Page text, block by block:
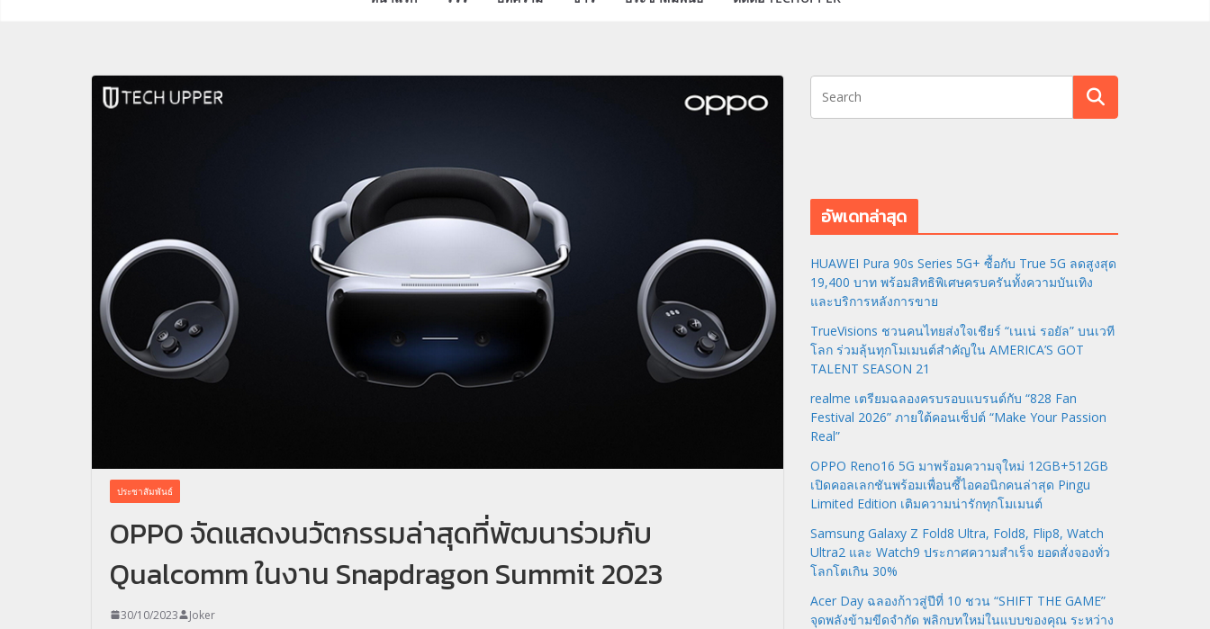
ประชาสัมพันธ์
OPPO จัดแสดงนวัตกรรมล่าสุดที่พัฒนาร่วมกับ
Qualcomm ในงาน Snapdragon Summit 2023
30/10/2023 Joker
อัพเดทล่าสุด
HUAWEI Pura 90s Series 5G+ ซื้อกับ True 5G ลดสูงสุด
19,400 บาท พร้อมสิทธิพิเศษครบครันทั้งความบันเทิง
และบริการหลังการขาย
TrueVisions ชวนคนไทยส่งใจเชียร์ “เนเน่ รอยัล” บนเวที
โลก ร่วมลุ้นทุกโมเมนต์สำคัญใน AMERICA’S GOT
TALENT SEASON 21
realme เตรียมฉลองครบรอบแบรนด์กับ “828 Fan
Festival 2026” ภายใต้คอนเซ็ปต์ “Make Your Passion
Real”
OPPO Reno16 5G มาพร้อมความจุใหม่ 12GB+512GB
เปิดคอลเลกชันพร้อมเพื่อนซี้ไอคอนิกคนล่าสุด Pingu
Limited Edition เติมความน่ารักทุกโมเมนต์
Samsung Galaxy Z Fold8 Ultra, Fold8, Flip8, Watch
Ultra2 และ Watch9 ประกาศความสำเร็จ ยอดสั่งจองทั่ว
โลกโตเกิน 30%
Acer Day ฉลองก้าวสู่ปีที่ 10 ชวน “SHIFT THE GAME”
จุดพลังข้ามขีดจำกัด พลิกบทใหม่ในแบบของคุณ ระหว่าง